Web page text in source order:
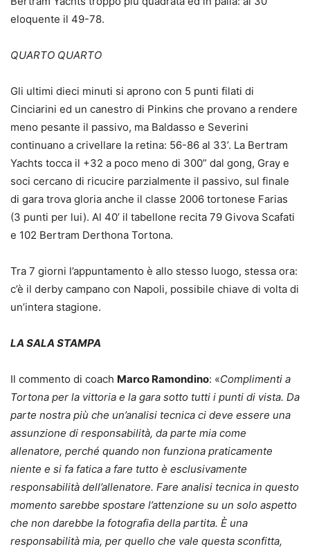
eloquente il 49-78.
QUARTO QUARTO
Gli ultimi dieci minuti si aprono con 5 punti filati di
Cinciarini ed un canestro di Pinkins che provano a rendere
meno pesante il passivo, ma Baldasso e Severini
continuano a crivellare la retina: 56-86 al 33’. La Bertram
Yachts tocca il +32 a poco meno di 300” dal gong, Gray e
soci cercano di ricucire parzialmente il passivo, sul finale
di gara trova gloria anche il classe 2006 tortonese Farias
(3 punti per lui). Al 40’ il tabellone recita 79 Givova Scafati
e 102 Bertram Derthona Tortona.
Tra 7 giorni l’appuntamento è allo stesso luogo, stessa ora:
c’è il derby campano con Napoli, possibile chiave di volta di
un’intera stagione.
LA SALA STAMPA
Il commento di coach Marco Ramondino: «Complimenti a
Tortona per la vittoria e la gara sotto tutti i punti di vista. Da
parte nostra più che un’analisi tecnica ci deve essere una
assunzione di responsabilità, da parte mia come
allenatore, perché quando non funziona praticamente
niente e si fa fatica a fare tutto è esclusivamente
responsabilità dell’allenatore. Fare analisi tecnica in questo
momento sarebbe spostare l’attenzione su un solo aspetto
che non darebbe la fotografia della partita. È una
responsabilità mia, per quello che vale questa sconfitta,